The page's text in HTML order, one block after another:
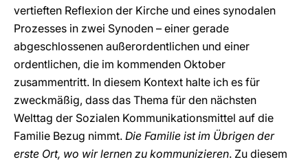
vertieften Reflexion der Kirche und eines synodalen
Prozesses in zwei Synoden – einer gerade
abgeschlossenen außerordentlichen und einer
ordentlichen, die im kommenden Oktober
zusammentritt. In diesem Kontext halte ich es für
zweckmäßig, dass das Thema für den nächsten
Welttag der Sozialen Kommunikationsmittel auf die
Familie Bezug nimmt. Die Familie ist im Übrigen der
erste Ort, wo wir lernen zu kommunizieren. Zu diesem